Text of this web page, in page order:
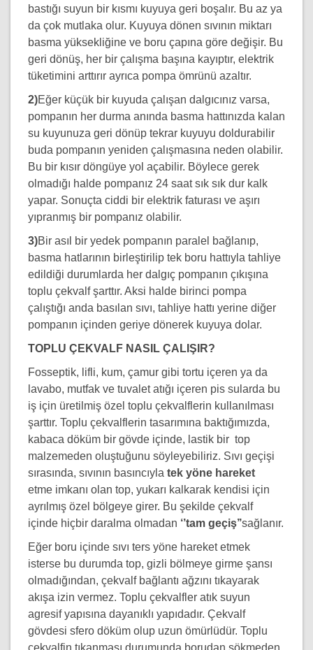
bastığı suyun bir kısmı kuyuya geri boşalır. Bu az ya
da çok mutlaka olur. Kuyuya dönen sıvının miktarı
basma yüksekliğine ve boru çapına göre değişir. Bu
geri dönüş, her bir çalışma başına kayıptır, elektrik
tüketimini arttırır ayrıca pompa ömrünü azaltır.
2)Eğer küçük bir kuyuda çalışan dalgıcınız varsa,
pompanın her durma anında basma hattınızda kalan
su kuyunuza geri dönüp tekrar kuyuyu doldurabilir
buda pompanın yeniden çalışmasına neden olabilir.
Bu bir kısır döngüye yol açabilir. Böylece gerek
olmadığı halde pompanız 24 saat sık sık dur kalk
yapar. Sonuçta ciddi bir elektrik faturası ve aşırı
yıpranmış bir pompanız olabilir.
3)Bir asıl bir yedek pompanın paralel bağlanıp,
basma hatlarının birleştirilip tek boru hattıyla tahliye
edildiği durumlarda her dalgıç pompanın çıkışına
toplu çekvalf şarttır. Aksi halde birinci pompa
çalıştığı anda basılan sıvı, tahliye hattı yerine diğer
pompanın içinden geriye dönerek kuyuya dolar.
TOPLU ÇEKVALF NASIL ÇALIŞIR?
Fosseptik, lifli, kum, çamur gibi tortu içeren ya da
lavabo, mutfak ve tuvalet atığı içeren pis sularda bu
iş için üretilmiş özel toplu çekvalflerin kullanılması
şarttır. Toplu çekvalflerin tasarımına baktığımızda,
kabaca döküm bir gövde içinde, lastik bir top
malzemeden oluştuğunu söyleyebiliriz. Sıvı geçişi
sırasında, sıvının basıncıyla tek yöne hareket
etme imkanı olan top, yukarı kalkarak kendisi için
ayrılmış özel bölgeye girer. Bu şekilde çekvalf
içinde hiçbir daralma olmadan ‘’tam geçiş’’sağlanır.
Eğer boru içinde sıvı ters yöne hareket etmek
isterse bu durumda top, gizli bölmeye girme şansı
olmadığından, çekvalf bağlantı ağzını tıkayarak
akışa izin vermez. Toplu çekvalfler atık suyun
agresif yapısına dayanıklı yapıdadır. Çekvalf
gövdesi sfero döküm olup uzun ömürlüdür. Toplu
çekvalfin tıkanması durumunda borudan sökmeden